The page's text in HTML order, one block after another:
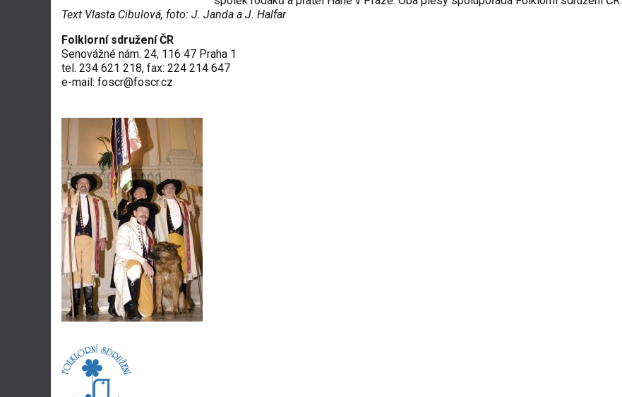
Text Vlasta Cibulová, foto: J. Janda a J. Halfar
Folklorní sdružení ČR
Senovážné nám. 24, 116 47 Praha 1
tel. 234 621 218, fax: 224 214 647
e-mail: foscr@foscr.cz